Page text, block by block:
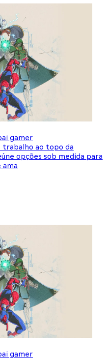
gamer
trabalho ao topo da
opções sob medida para
ama
gamer